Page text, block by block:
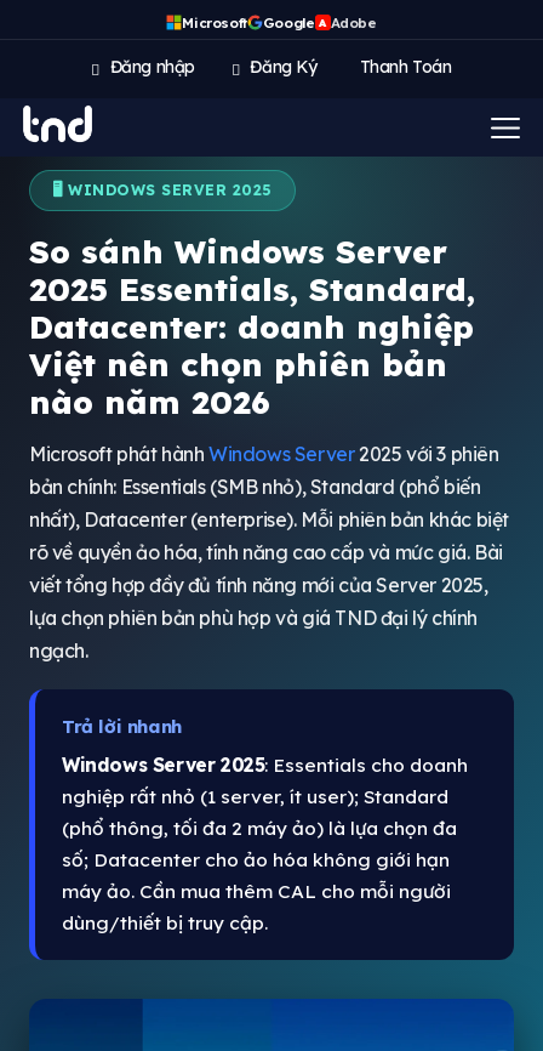
Microsoft Google A Adobe
Đăng nhập Đăng Ký Thanh Toán
🖥️ WINDOWS SERVER 2025
So sánh Windows Server
2025 Essentials, Standard,
Datacenter: doanh nghiệp
Việt nên chọn phiên bản
nào năm 2026
Microsoft phát hành Windows Server2025 với 3 phiên
bản chính: Essentials (SMB nhỏ), Standard (phổ biến
nhất), Datacenter (enterprise). Mỗi phiên bản khác biệt
rõ về quyền ảo hóa, tính năng cao cấp và mức giá. Bài
viết tổng hợp đầy đủ tính năng mới của Server 2025,
lựa chọn phiên bản phù hợp và giá TND đại lý chính
ngạch.
Trả lời nhanh
Windows Server 2025: Essentials cho doanh
nghiệp rất nhỏ (1 server, ít user); Standard
(phổ thông, tối đa 2 máy ảo) là lựa chọn đa
số; Datacenter cho ảo hóa không giới hạn
máy ảo. Cần mua thêm CAL cho mỗi người
dùng/thiết bị truy cập.